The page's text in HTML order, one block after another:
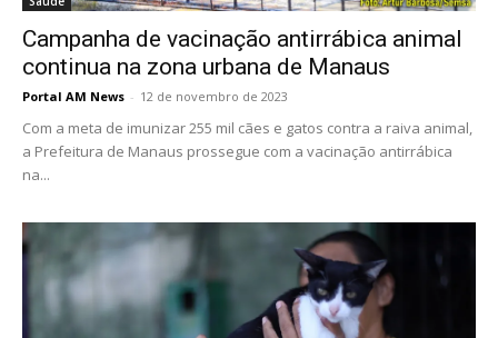
Campanha de vacinação antirrábica animal
continua na zona urbana de Manaus
Portal AM News - 12 de novembro de 2023
Com a meta de imunizar 255 mil cães e gatos contra a raiva animal,
a Prefeitura de Manaus prossegue com a vacinação antirrábica
na...